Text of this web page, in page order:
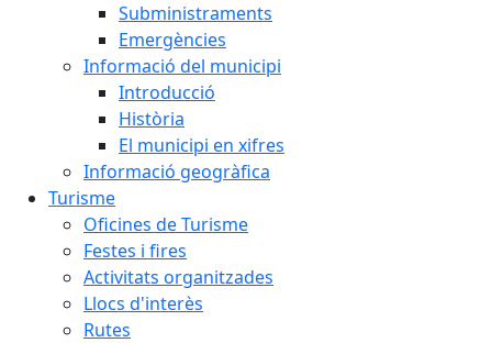
Subministraments
Emergències
Informació del municipi
Introducció
Història
El municipi en xifres
Informació geogràfica
Turisme
Oficines de Turisme
Festes i fires
Activitats organitzades
Llocs d'interès
Rutes